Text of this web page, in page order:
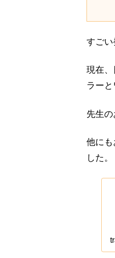
すごい
現在
ラー
先生
他にも
した。